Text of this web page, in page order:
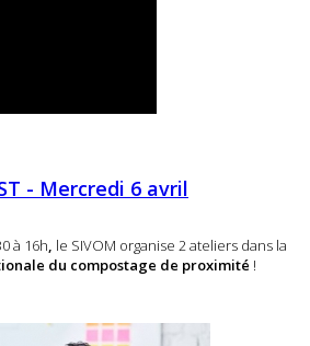
- Mercredi 6 avril
à 16h, le SIVOM organise 2 ateliers dans la
du compostage de proximité !